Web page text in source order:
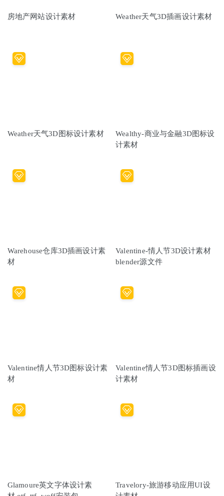
房地产网站设计素材 Weather天气3D插画设计素材
Weather天气3D图标设计素材
Wealthy-商业与金融3D图标设
计素材
Warehouse仓库3D插画设计素
材
Valentine-情人节3D设计素材
blender源文件
Valentine情人节3D图标设计素
材
Valentine情人节3D图标插画设
计素材
Glamoure英文字体设计素
Travelory-旅游移动应用UI设